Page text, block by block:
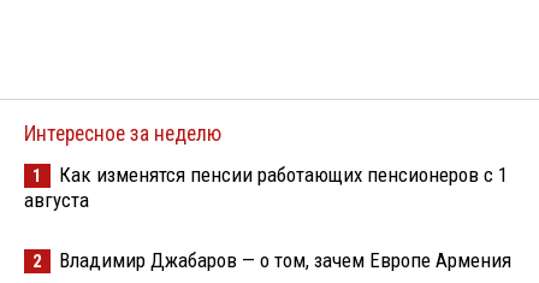
Интересное за неделю
1
Как изменятся пенсии работающих пенсионеров с 1
августа
2 Владимир Джабаров — о том, зачем Европе Армения